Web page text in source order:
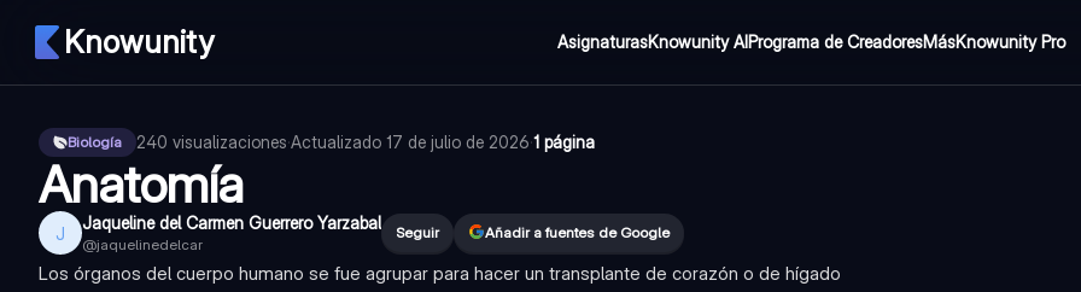
Knowunity AsignaturasKnowunity AIPrograma de CreadoresMásKnowunity Pro
Biología 240 visualizaciones·Actualizado 17 de julio de 2026·1 página
Anatomía
J Jaqueline del Carmen Guerrero Yarzabal
@jaquelinedelcar
Seguir Añadir a fuentes de Google
Los órganos del cuerpo humano se fue agrupar para hacer un transplante de corazón o de hígado